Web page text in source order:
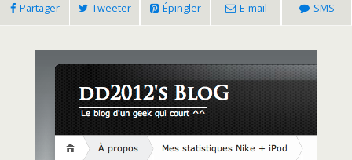
Partager Tweeter Épingler E-mail SMS